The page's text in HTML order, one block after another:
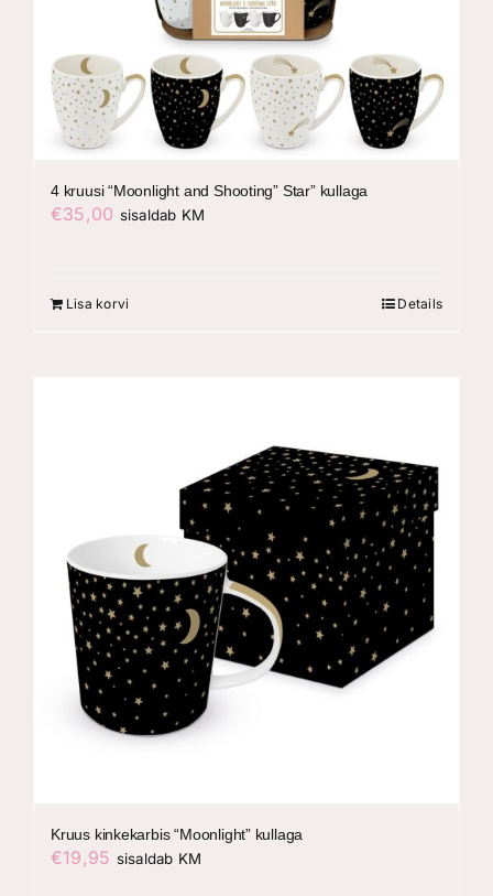
4 kruusi “Moonlight and Shooting” Star” kullaga
€35,00 sisaldab KM
Lisa korvi Details
Kruus kinkekarbis “Moonlight” kullaga
€19,95 sisaldab KM